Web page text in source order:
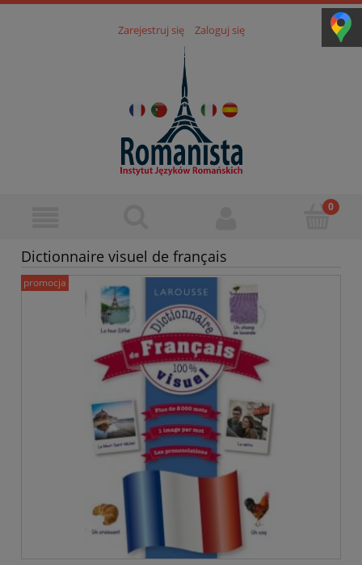
Zarejestruj się Zaloguj się
Dictionnaire visuel de français
promocja